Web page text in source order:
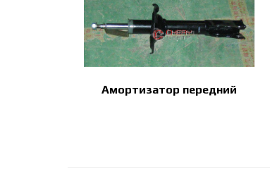
Амортизатор передний